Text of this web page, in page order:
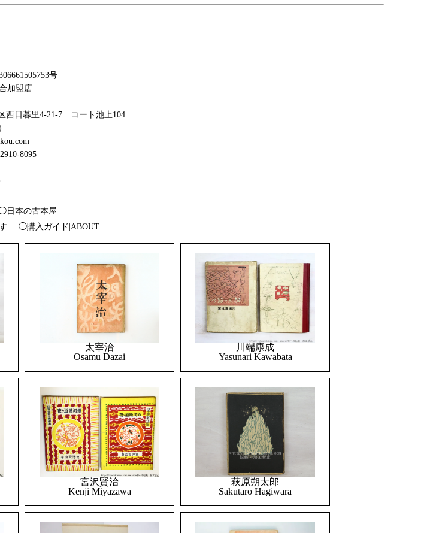
号
加盟店
西日暮里4-21-7 コート池上104
8095
日本の古本屋
◯購入ガイド|ABOUT
太宰治
Osamu Dazai
川端康成
Yasunari Kawabata
宮沢賢治
Kenji Miyazawa
萩原朔太郎
Sakutaro Hagiwara